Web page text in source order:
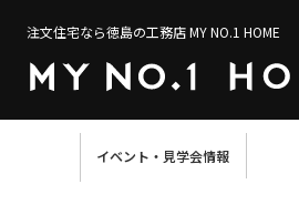
注文住宅なら徳島の工務店 MY NO.1 HOME
イベント・見学会情報